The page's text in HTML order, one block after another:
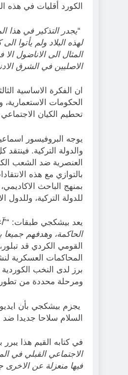
الكورد أقليات في
“يجدر التذكير في هذا
لهذه البلاد ولم
المثال الى الاناضول
الاصليين في الشرق
ان الفكرة الاساسية
الحكومات
تحطيم الكيان
يوجه البروفيسور
والدولة التركية.
العنصرية ضد الشعب
بالتوازي مع هذه
بمنهج الباحث
للدولة التركية،
يعد بيشكجي طبقات: “”
الحاكمة، وهدفهم
القومي الكردي قد
برز لدى النخب
ومرحلة محددة من
يجزم بيشكجي بأن
السلام سلاحا جديدا
في كتابه القيم هذا
الاجتماعي القبلي في
فيها منعزلة عن الاخرى